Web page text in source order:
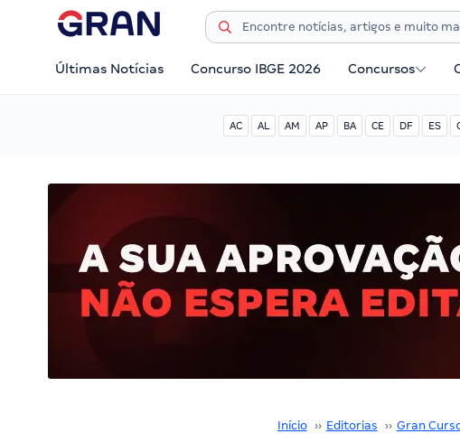
Últimas Notícias Concurso IBGE 2026 Concursos
AC AL AM AP BA CE DF ES
Início ›› Editorias ›› Gran